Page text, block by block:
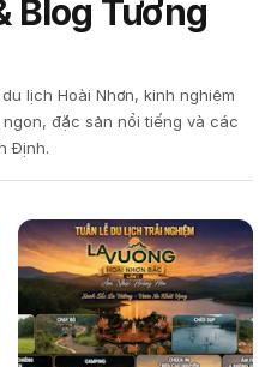
Blog Tương
lịch Hoài Nhơn, kinh nghiệm
đặc sản nổi tiếng và các
Định.